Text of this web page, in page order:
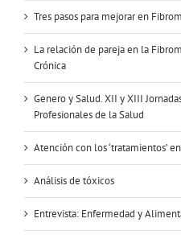
Tres pasos para mejorar en
La relación de pareja en la
Crónica
Genero y Salud. XII y XIII
Profesionales de la Salud
Atención con los ‘tratamientos’
Análisis de tóxicos
Entrevista: Enfermedad y